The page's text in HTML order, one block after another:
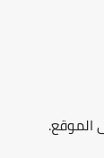
الموقع.